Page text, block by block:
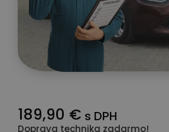
189,90 € s DPH
Doprava technika zadarmo!